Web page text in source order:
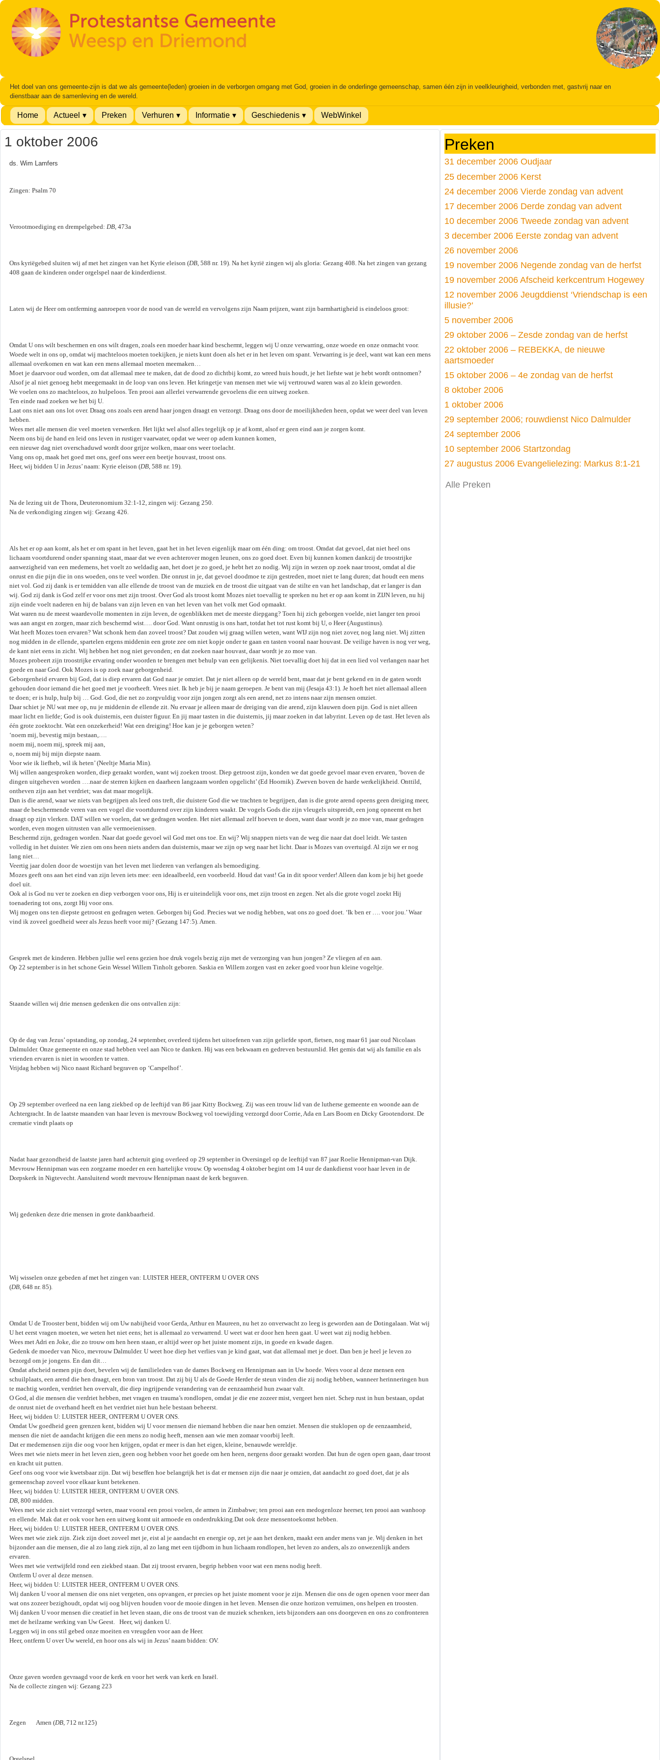
Het doel van ons gemeente-zijn is dat we als gemeente(leden) groeien in de verborgen omgang met God, groeien in de onderlinge gemeenschap, samen één zijn in veelkleurigheid, verbonden met, gastvrij naar en
dienstbaar aan de samenleving en de wereld.
Home Actueel Preken Verhuren Informatie Geschiedenis WebWinkel
1 oktober 2006
ds. Wim Lamfers
Zingen: Psalm 70
Verootmoediging en drempelgebed: DB, 473a
Ons kyriëgebed sluiten wij af met het zingen van het Kyrie eleison (DB, 588 nr. 19). Na het kyrië zingen wij als gloria: Gezang 408. Na het zingen van gezang
408 gaan de kinderen onder orgelspel naar de kinderdienst.
Laten wij de Heer om ontferming aanroepen voor de nood van de wereld en vervolgens zijn Naam prijzen, want zijn barmhartigheid is eindeloos groot:
Omdat U ons wilt beschermen en ons wilt dragen, zoals een moeder haar kind beschermt, leggen wij U onze verwarring, onze woede en onze onmacht voor.
Woede welt in ons op, omdat wij machteloos moeten toekijken, je niets kunt doen als het er in het leven om spant. Verwarring is je deel, want wat kan een mens
allemaal overkomen en wat kan een mens allemaal moeten meemaken…
Moet je daarvoor oud worden, om dat allemaal mee te maken, dat de dood zo dichtbij komt, zo wreed huis houdt, je het liefste wat je hebt wordt ontnomen?
Alsof je al niet genoeg hebt meegemaakt in de loop van ons leven. Het kringetje van mensen met wie wij vertrouwd waren was al zo klein geworden.
We voelen ons zo machteloos, zo hulpeloos. Ten prooi aan allerlei verwarrende gevoelens die een uitweg zoeken.
Ten einde raad zoeken we het bij U.
Laat ons niet aan ons lot over. Draag ons zoals een arend haar jongen draagt en verzorgt. Draag ons door de moeilijkheden heen, opdat we weer deel van leven
hebben.
Wees met alle mensen die veel moeten verwerken. Het lijkt wel alsof alles tegelijk op je af komt, alsof er geen eind aan je zorgen komt.
Neem ons bij de hand en leid ons leven in rustiger vaarwater, opdat we weer op adem kunnen komen,
een nieuwe dag niet overschaduwd wordt door grijze wolken, maar ons weer toelacht.
Vang ons op, maak het goed met ons, geef ons weer een beetje houvast, troost ons.
Heer, wij bidden U in Jezus’ naam: Kyrie eleison (DB, 588 nr. 19).
Na de lezing uit de Thora, Deuteronomium 32:1-12, zingen wij: Gezang 250.
Na de verkondiging zingen wij: Gezang 426.
Als het er op aan komt, als het er om spant in het leven, gaat het in het leven eigenlijk maar om één ding: om troost. Omdat dat gevoel, dat niet heel ons
lichaam voortdurend onder spanning staat, maar dat we even achterover mogen leunen, ons zo goed doet. Even bij kunnen komen dankzij de troostrijke
aanwezigheid van een medemens, het voelt zo weldadig aan, het doet je zo goed, je hebt het zo nodig. Wij zijn in wezen op zoek naar troost, omdat al die
onrust en die pijn die in ons woeden, ons te veel worden. Die onrust in je, dat gevoel doodmoe te zijn gestreden, moet niet te lang duren; dat houdt een mens
niet vol. God zij dank is er temidden van alle ellende de troost van de muziek en de troost die uitgaat van de stilte en van het landschap, dat er langer is dan
wij. God zij dank is God zelf er voor ons met zijn troost. Over God als troost komt Mozes niet toevallig te spreken nu het er op aan komt in ZIJN leven, nu hij
zijn einde voelt naderen en hij de balans van zijn leven en van het leven van het volk met God opmaakt.
Wat waren nu de meest waardevolle momenten in zijn leven, de ogenblikken met de meeste diepgang? Toen hij zich geborgen voelde, niet langer ten prooi
was aan angst en zorgen, maar zich beschermd wist…. door God. Want onrustig is ons hart, totdat het tot rust komt bij U, o Heer (Augustinus).
Wat heeft Mozes toen ervaren? Wat schonk hem dan zoveel troost? Dat zouden wij graag willen weten, want WIJ zijn nog niet zover, nog lang niet. Wij zitten
nog midden in de ellende, spartelen ergens middenin een grote zee om niet kopje onder te gaan en tasten vooral naar houvast. De veilige haven is nog ver weg,
de kant niet eens in zicht. Wij hebben het nog niet gevonden; en dat zoeken naar houvast, daar wordt je zo moe van.
Mozes probeert zijn troostrijke ervaring onder woorden te brengen met behulp van een gelijkenis. Niet toevallig doet hij dat in een lied vol verlangen naar het
goede en naar God. Ook Mozes is op zoek naar geborgenheid.
Geborgenheid ervaren bij God, dat is diep ervaren dat God naar je omziet. Dat je niet alleen op de wereld bent, maar dat je bent gekend en in de gaten wordt
gehouden door iemand die het goed met je voorheeft. Vrees niet. Ik heb je bij je naam geroepen. Je bent van mij (Jesaja 43:1). Je hoeft het niet allemaal alleen
te doen; er is hulp, hulp bij … God. God, die net zo zorgvuldig voor zijn jongen zorgt als een arend, net zo intens naar zijn mensen omziet.
Daar schiet je NU wat mee op, nu je middenin de ellende zit. Nu ervaar je alleen maar de dreiging van die arend, zijn klauwen doen pijn. God is niet alleen
maar licht en liefde; God is ook duisternis, een duister figuur. En jij maar tasten in die duisternis, jij maar zoeken in dat labyrint. Leven op de tast. Het leven als
één grote zoektocht. Wat een onzekerheid! Wat een dreiging! Hoe kan je je geborgen weten?
‘noem mij, bevestig mijn bestaan,….
noem mij, noem mij, spreek mij aan,
o, noem mij bij mijn diepste naam.
Voor wie ik liefheb, wil ik heten’ (Neeltje Maria Min).
Wij willen aangesproken worden, diep geraakt worden, want wij zoeken troost. Diep getroost zijn, konden we dat goede gevoel maar even ervaren, ‘boven de
dingen uitgeheven worden ….naar de sterren kijken en daarheen langzaam worden opgelicht’ (Ed Hoornik). Zweven boven de harde werkelijkheid. Onttild,
ontheven zijn aan het verdriet; was dat maar mogelijk.
Dan is die arend, waar we niets van begrijpen als leed ons treft, die duistere God die we trachten te begrijpen, dan is die grote arend opeens geen dreiging meer,
maar de beschermende veren van een vogel die voortdurend over zijn kinderen waakt. De vogels Gods die zijn vleugels uitspreidt, een jong opneemt en het
draagt op zijn vlerken. DAT willen we voelen, dat we gedragen worden. Het niet allemaal zelf hoeven te doen, want daar wordt je zo moe van, maar gedragen
worden, even mogen uitrusten van alle vermoeienissen.
Beschermd zijn, gedragen worden. Naar dat goede gevoel wil God met ons toe. En wij? Wij snappen niets van de weg die naar dat doel leidt. We tasten
volledig in het duister. We zien om ons heen niets anders dan duisternis, maar we zijn op weg naar het licht. Daar is Mozes van overtuigd. Al zijn we er nog
lang niet…
Veertig jaar dolen door de woestijn van het leven met liederen van verlangen als bemoediging.
Mozes geeft ons aan het eind van zijn leven iets mee: een ideaalbeeld, een voorbeeld. Houd dat vast! Ga in dit spoor verder! Alleen dan kom je bij het goede
doel uit.
Ook al is God nu ver te zoeken en diep verborgen voor ons, Hij is er uiteindelijk voor ons, met zijn troost en zegen. Net als die grote vogel zoekt Hij
toenadering tot ons, zorgt Hij voor ons.
Wij mogen ons ten diepste getroost en gedragen weten. Geborgen bij God. Precies wat we nodig hebben, wat ons zo goed doet. ‘Ik ben er …. voor jou.’ Waar
vind ik zoveel goedheid weer als Jezus heeft voor mij? (Gezang 147:5). Amen.
Gesprek met de kinderen. Hebben jullie wel eens gezien hoe druk vogels bezig zijn met de verzorging van hun jongen? Ze vliegen af en aan.
Op 22 september is in het schone Gein Wessel Willem Tinholt geboren. Saskia en Willem zorgen vast en zeker goed voor hun kleine vogeltje.
Staande willen wij drie mensen gedenken die ons ontvallen zijn:
Op de dag van Jezus’ opstanding, op zondag, 24 september, overleed tijdens het uitoefenen van zijn geliefde sport, fietsen, nog maar 61 jaar oud Nicolaas
Dalmulder. Onze gemeente en onze stad hebben veel aan Nico te danken. Hij was een bekwaam en gedreven bestuurslid. Het gemis dat wij als familie en als
vrienden ervaren is niet in woorden te vatten.
Vrijdag hebben wij Nico naast Richard begraven op ‘Carspelhof’.
Op 29 september overleed na een lang ziekbed op de leeftijd van 86 jaar Kitty Bockweg. Zij was een trouw lid van de lutherse gemeente en woonde aan de
Achtergracht. In de laatste maanden van haar leven is mevrouw Bockweg vol toewijding verzorgd door Corrie, Ada en Lars Boom en Dicky Grootendorst. De
crematie vindt plaats op
Nadat haar gezondheid de laatste jaren hard achteruit ging overleed op 29 september in Oversingel op de leeftijd van 87 jaar Roelie Hennipman-van Dijk.
Mevrouw Hennipman was een zorgzame moeder en een hartelijke vrouw. Op woensdag 4 oktober begint om 14 uur de dankdienst voor haar leven in de
Dorpskerk in Nigtevecht. Aansluitend wordt mevrouw Hennipman naast de kerk begraven.
Wij gedenken deze drie mensen in grote dankbaarheid.
Wij wisselen onze gebeden af met het zingen van: LUISTER HEER, ONTFERM U OVER ONS
(DB, 648 nr. 85).
Omdat U de Trooster bent, bidden wij om Uw nabijheid voor Gerda, Arthur en Maureen, nu het zo onverwacht zo leeg is geworden aan de Dotingalaan. Wat wij
U het eerst vragen moeten, we weten het niet eens; het is allemaal zo verwarrend. U weet wat er door hen heen gaat. U weet wat zij nodig hebben.
Wees met Adri en Joke, die zo trouw om hen heen staan, er altijd weer op het juiste moment zijn, in goede en kwade dagen.
Gedenk de moeder van Nico, mevrouw Dalmulder. U weet hoe diep het verlies van je kind gaat, wat dat allemaal met je doet. Dan ben je heel je leven zo
bezorgd om je jongens. En dan dit…
Omdat afscheid nemen pijn doet, bevelen wij de familieleden van de dames Bockweg en Hennipman aan in Uw hoede. Wees voor al deze mensen een
schuilplaats, een arend die hen draagt, een bron van troost. Dat zij bij U als de Goede Herder de steun vinden die zij nodig hebben, wanneer herinneringen hun
te machtig worden, verdriet hen overvalt, die diep ingrijpende verandering van de eenzaamheid hun zwaar valt.
O God, al die mensen die verdriet hebben, met vragen en trauma’s rondlopen, omdat je die ene zozeer mist, vergeet hen niet. Schep rust in hun bestaan, opdat
de onrust niet de overhand heeft en het verdriet niet hun hele bestaan beheerst.
Heer, wij bidden U: LUISTER HEER, ONTFERM U OVER ONS.
Omdat Uw goedheid geen grenzen kent, bidden wij U voor mensen die niemand hebben die naar hen omziet. Mensen die stuklopen op de eenzaamheid,
mensen die niet de aandacht krijgen die een mens zo nodig heeft, mensen aan wie men zomaar voorbij leeft.
Dat er medemensen zijn die oog voor hen krijgen, opdat er meer is dan het eigen, kleine, benauwde wereldje.
Wees met wie niets meer in het leven zien, geen oog hebben voor het goede om hen heen, nergens door geraakt worden. Dat hun de ogen open gaan, daar troost
en kracht uit putten.
Geef ons oog voor wie kwetsbaar zijn. Dat wij beseffen hoe belangrijk het is dat er mensen zijn die naar je omzien, dat aandacht zo goed doet, dat je als
gemeenschap zoveel voor elkaar kunt betekenen.
Heer, wij bidden U: LUISTER HEER, ONTFERM U OVER ONS.
DB, 800 midden.
Wees met wie zich niet verzorgd weten, maar vooral een prooi voelen, de armen in Zimbabwe; ten prooi aan een medogenloze heerser, ten prooi aan wanhoop
en ellende. Mak dat er ook voor hen een uitweg komt uit armoede en onderdrukking.Dat ook deze mensentoekomst hebben.
Heer, wij bidden U: LUISTER HEER, ONTFERM U OVER ONS.
Wees met wie ziek zijn. Ziek zijn doet zoveel met je, eist al je aandacht en energie op, zet je aan het denken, maakt een ander mens van je. Wij denken in het
bijzonder aan die mensen, die al zo lang ziek zijn, al zo lang met een tijdbom in hun lichaam rondlopen, het leven zo anders, als zo onwezenlijk anders
ervaren.
Wees met wie vertwijfeld rond een ziekbed staan. Dat zij troost ervaren, begrip hebben voor wat een mens nodig heeft.
Ontferm U over al deze mensen.
Heer, wij bidden U: LUISTER HEER, ONTFERM U OVER ONS.
Wij danken U voor al mensen die ons niet vergeten, ons opvangen, er precies op het juiste moment voor je zijn. Mensen die ons de ogen openen voor meer dan
wat ons zozeer bezighoudt, opdat wij oog blijven houden voor de mooie dingen in het leven. Mensen die onze horizon verruimen, ons helpen en troosten.
Wij danken U voor mensen die creatief in het leven staan, die ons de troost van de muziek schenken, iets bijzonders aan ons doorgeven en ons zo confronteren
met de heilzame werking van Uw Geest. Heer, wij danken U.
Leggen wij in ons stil gebed onze moeiten en vreugden voor aan de Heer.
Heer, ontferm U over Uw wereld, en hoor ons als wij in Jezus’ naam bidden: OV.
Onze gaven worden gevraagd voor de kerk en voor het werk van kerk en Israël.
Na de collecte zingen wij: Gezang 223
Zegen Amen (DB, 712 nr.125)
Preken
31 december 2006 Oudjaar
25 december 2006 Kerst
24 december 2006 Vierde zondag van advent
17 december 2006 Derde zondag van advent
10 december 2006 Tweede zondag van advent
3 december 2006 Eerste zondag van advent
26 november 2006
19 november 2006 Negende zondag van de herfst
19 november 2006 Afscheid kerkcentrum Hogewey
12 november 2006 Jeugddienst ‘Vriendschap is een
illusie?’
5 november 2006
29 oktober 2006 – Zesde zondag van de herfst
22 oktober 2006 – REBEKKA, de nieuwe
aartsmoeder
15 oktober 2006 – 4e zondag van de herfst
8 oktober 2006
1 oktober 2006
29 september 2006; rouwdienst Nico Dalmulder
24 september 2006
10 september 2006 Startzondag
27 augustus 2006 Evangelielezing: Markus 8:1-21
Alle Preken